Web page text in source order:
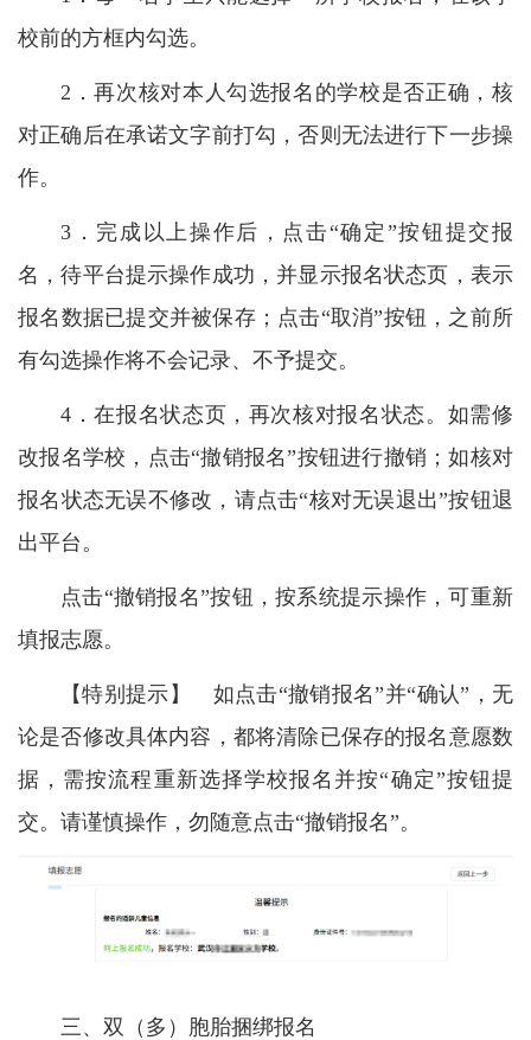
校前的方框内勾选。
2．再次核对本人勾选报名的学校是否正确，核
对正确后在承诺文字前打勾，否则无法进行下一步操
作。
3．完成以上操作后，点击“确定”按钮提交报
名，待平台提示操作成功，并显示报名状态页，表示
报名数据已提交并被保存；点击“取消”按钮，之前所
有勾选操作将不会记录、不予提交。
4．在报名状态页，再次核对报名状态。如需修
改报名学校，点击“撤销报名”按钮进行撤销；如核对
报名状态无误不修改，请点击“核对无误退出”按钮退
出平台。
点击“撤销报名”按钮，按系统提示操作，可重新
填报志愿。
【特别提示】 如点击“撤销报名”并“确认”，无
论是否修改具体内容，都将清除已保存的报名意愿数
据，需按流程重新选择学校报名并按“确定”按钮提
交。请谨慎操作，勿随意点击“撤销报名”。
三、双（多）胞胎捆绑报名